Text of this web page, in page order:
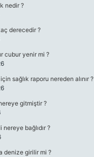
nedir ?
derecedir ?
cubur yenir mi ?
sağlık raporu nereden alınır ?
gitmiştir ?
bağlıdır ?
denize girilir mi ?